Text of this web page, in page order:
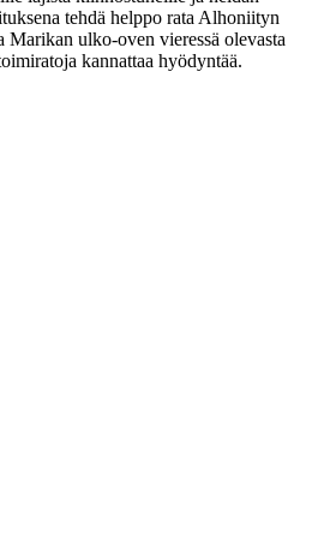
tehdä helppo rata Alhoniityn
ulko-oven vieressä olevasta
kannattaa hyödyntää.